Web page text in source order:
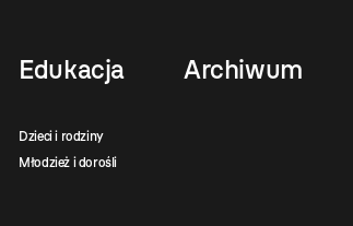
Edukacja
Dzieci i rodziny
Młodzież i dorośli
Archiwum